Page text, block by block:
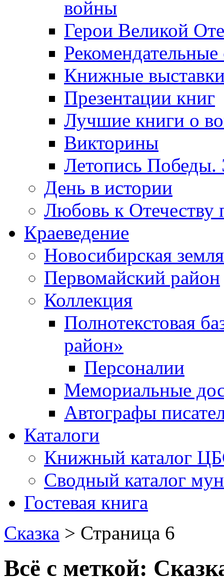
войны
Герои Великой
Рекомендательные
Книжные
Презентации книг
Лучшие книги о
Викторины
Летопись Победы.
День в истории
Любовь к Отечеству
Краеведение
Новосибирская земля
Первомайский район
Коллекция
Полнотекстовая
район»
Персоналии
Мемориальные
Автографы
Каталоги
Книжный каталог
Сводный каталог
Гостевая книга
Сказка > Страница 6
Всё с меткой: